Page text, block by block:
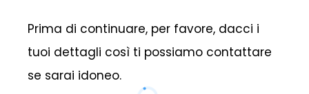
Prima di continuare, per favore, dacci i
tuoi dettagli così ti possiamo contattare
se sarai idoneo.